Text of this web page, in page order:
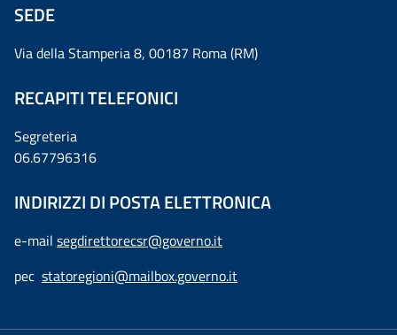
SEDE
Via della Stamperia 8, 00187 Roma (RM)
RECAPITI TELEFONICI
Segreteria
06.67796316
INDIRIZZI DI POSTA ELETTRONICA
e-mail segdirettorecsr@governo.it
pec statoregioni@mailbox.governo.it